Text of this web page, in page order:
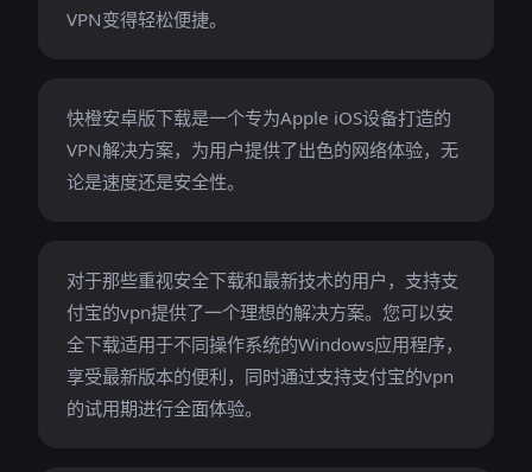
VPN变得轻松便捷。
快橙安卓版下载是一个专为Apple iOS设备打造的
VPN解决方案，为用户提供了出色的网络体验，无
论是速度还是安全性。
对于那些重视安全下载和最新技术的用户，支持支
付宝的vpn提供了一个理想的解决方案。您可以安
全下载适用于不同操作系统的Windows应用程序，
享受最新版本的便利，同时通过支持支付宝的vpn
的试用期进行全面体验。